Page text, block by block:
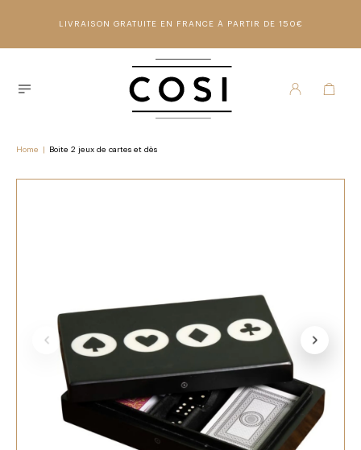
LIVRAISON GRATUITE EN FRANCE À PARTIR DE 150€
Home Boite 2 jeux de cartes et dès